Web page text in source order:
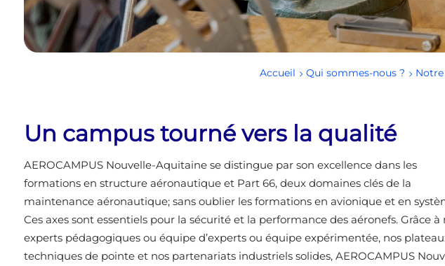
Accueil Qui sommes-nous ?
Un campus tourné vers la qualité
AEROCAMPUS Nouvelle-Aquitaine se distingue par son excellence dans les
formations en structure aéronautique et Part 66, deux domaines clés de la
maintenance aéronautique; sans oublier les formations en avionique et en
Ces axes sont essentiels pour la sécurité et la performance des aéronefs. Grâce à
experts pédagogiques ou équipe d’experts ou équipe expérimentée, nos
techniques de pointe et nos partenariats industriels solides, AEROCAMPUS